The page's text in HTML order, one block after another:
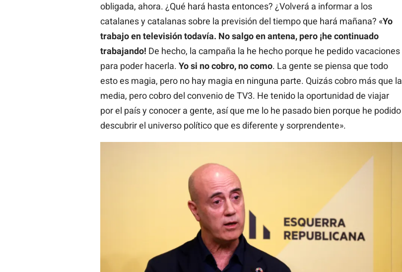
obligada, ahora. ¿Qué hará hasta entonces? ¿Volverá a informar a los
catalanes y catalanas sobre la previsión del tiempo que hará mañana? «Yo
trabajo en televisión todavía. No salgo en antena, pero ¡he continuado
trabajando! De hecho, la campaña la he hecho porque he pedido vacaciones
para poder hacerla. Yo si no cobro, no como. La gente se piensa que todo
esto es magia, pero no hay magia en ninguna parte. Quizás cobro más que la
media, pero cobro del convenio de TV3. He tenido la oportunidad de viajar
por el país y conocer a gente, así que me lo he pasado bien porque he podido
descubrir el universo político que es diferente y sorprendente».